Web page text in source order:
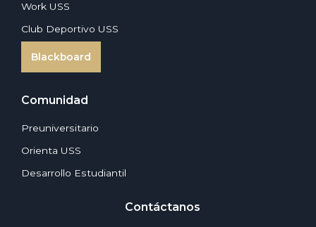
Work USS
Club Deportivo USS
Blackboard
Comunidad
Preuniversitario
Orienta USS
Desarrollo Estudiantil
Contáctanos